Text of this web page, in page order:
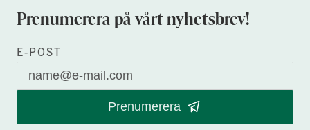
Prenumerera på vårt nyhetsbrev!
E-POST
Prenumerera